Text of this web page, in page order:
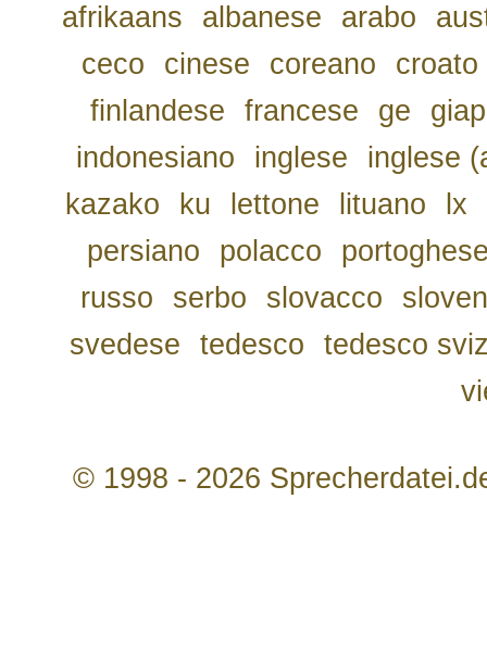
afrikaans albanese arabo
ceco
cinese coreano
croato
finlandese
francese ge
indonesiano
inglese
inglese
kazako
ku lettone lituano lx
persiano
polacco
russo
serbo slovacco
svedese
tedesco
tedesco
© 1998 - 2026